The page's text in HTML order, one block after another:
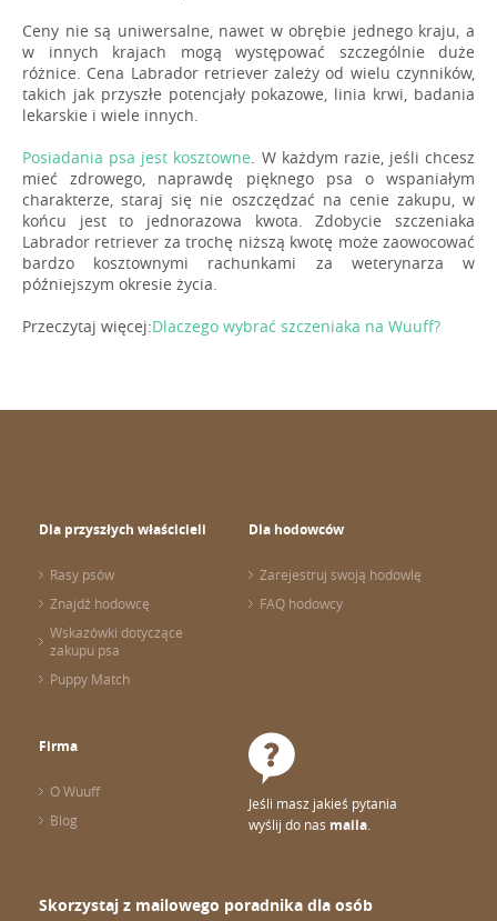
Ceny nie są uniwersalne, nawet w obrębie jednego kraju, a
w innych krajach mogą występować szczególnie duże
różnice. Cena Labrador retriever zależy od wielu czynników,
takich jak przyszłe potencjały pokazowe, linia krwi, badania
lekarskie i wiele innych.
Posiadania psa jest kosztowne . W każdym razie, jeśli chcesz
mieć zdrowego, naprawdę pięknego psa o wspaniałym
charakterze, staraj się nie oszczędzać na cenie zakupu, w
końcu jest to jednorazowa kwota. Zdobycie szczeniaka
Labrador retriever za trochę niższą kwotę może zaowocować
bardzo kosztownymi rachunkami za weterynarza w
późniejszym okresie życia.
Przeczytaj więcej:Dlaczego wybrać szczeniaka na Wuuff?
Dla przyszłych właścicieli
Rasy psów
Znajdź hodowcę
Wskazówki dotyczące
zakupu psa
Puppy Match
Dla hodowców
Zarejestruj swoją hodowlę
FAQ hodowcy
Firma
O Wuuff
Blog
Jeśli masz jakieś pytania
wyślij do nas maila
Skorzystaj z mailowego poradnika dla osób